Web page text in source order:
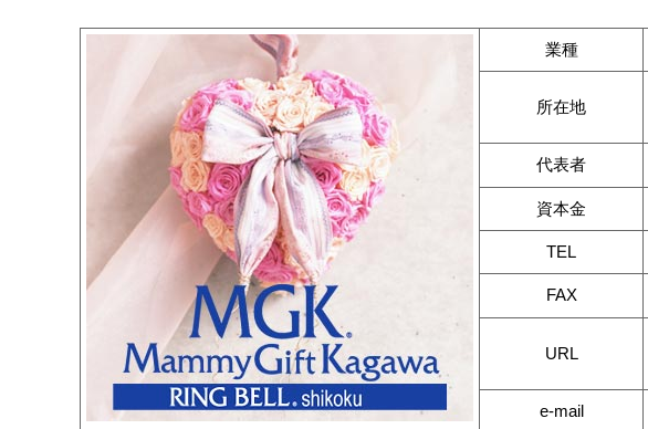
業種
所在地
代表者
資本金
TEL
FAX
URL
e-mail